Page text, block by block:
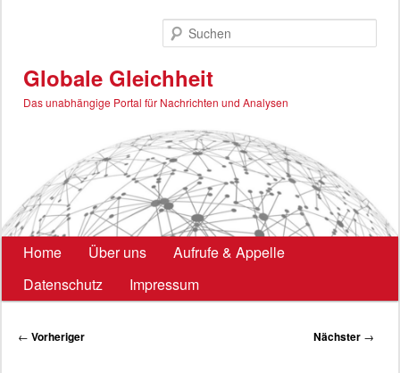
Globale Gleichheit
Das unabhängige Portal für Nachrichten und Analysen
Hauptmenü
Home Über uns
Aufrufe & Appelle
Datenschutz
Impressum
Beitragsnavigation
← Vorheriger Nächster →